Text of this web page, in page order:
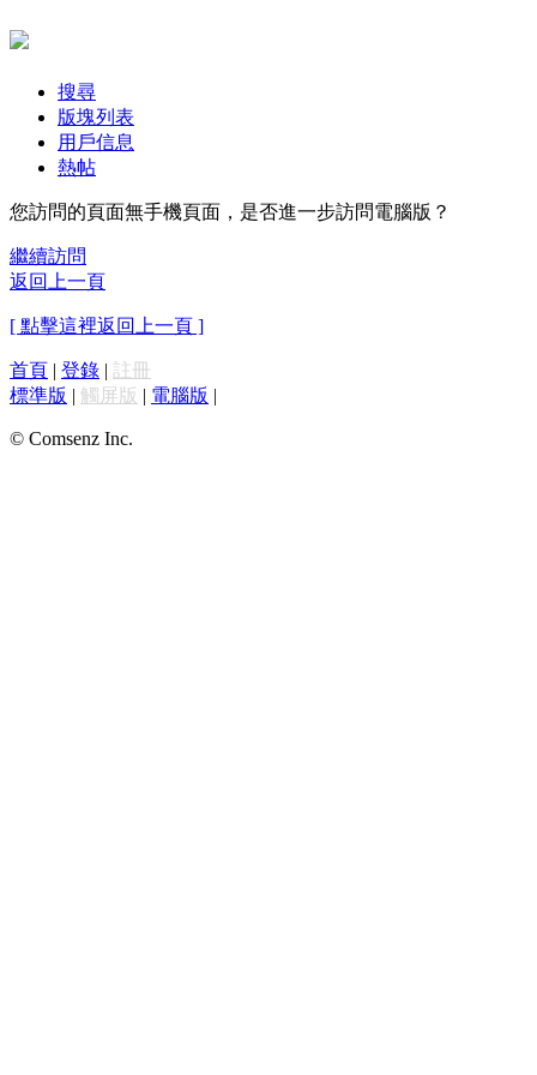
搜尋
版塊列表
用戶信息
熱帖
您訪問的頁面無手機頁面，是否進一步訪問電腦版？
繼續訪問
返回上一頁
[ 點擊這裡返回上一頁 ]
首頁 | 登錄 | 註冊
標準版 | 觸屏版 | 電腦版 |
© Comsenz Inc.